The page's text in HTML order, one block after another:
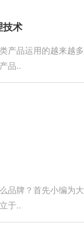
技术
产品运用的越来越
品..
品牌？首先小编为
于..